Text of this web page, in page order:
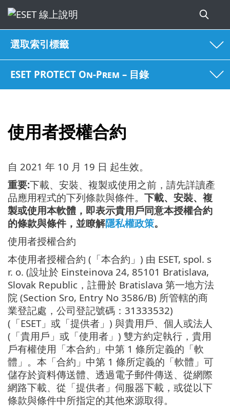
選取索引標籤
ESET PROTECT On-Prem – 目錄
使用者授權合約
自 2021 年 10 月 19 日 起生效。
重要:下載、安裝、複製或使用之前，請先詳讀產
品應用程式的下列條款與條件。 下載、安裝、複
製或使用本軟體，即表示貴用戶同意本授權合約
的條款與條件，並瞭解隱私權政策。
使用者授權合約
本使用者授權合約 (「本合約」) 由 ESET, spol. s
r. o. (設址於 Einsteinova 24, 85101 Bratislava,
Slovak Republic，註冊於 Bratislava 第一地方法
院 (Section Sro, Entry No 3586/B) 所管轄的商
業登記處，公司登記號碼：31333532)
(「ESET」或「提供者」) 與貴用戶、個人或法人
(「貴用戶」或「使用者」) 雙方約定執行，貴用
戶有權使用「本合約」中第 1 條所定義的「軟
體」。本「合約」中第 1 條所定義的「軟體」可
儲存於資料傳送體、透過電子郵件傳送、從網際
網路下載、從「提供者」伺服器下載，或從以下
條款與條件中所指定的其他來源取得。